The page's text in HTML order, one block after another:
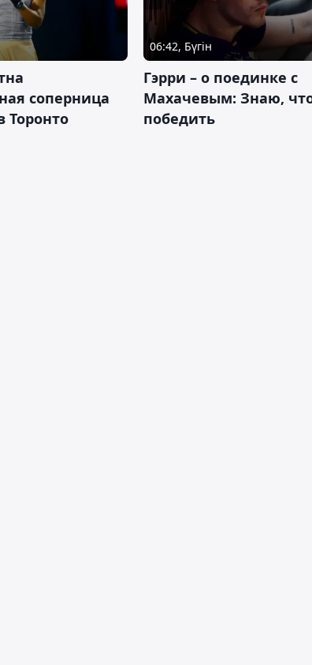
соперница
Торонто
06:42, Бүгін
Гэрри – о поединке с
Махачевым: Знаю,
победить